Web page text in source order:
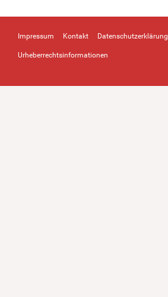
Impressum Kontakt Datenschutzerklärung
Urheberrechtsinformationen